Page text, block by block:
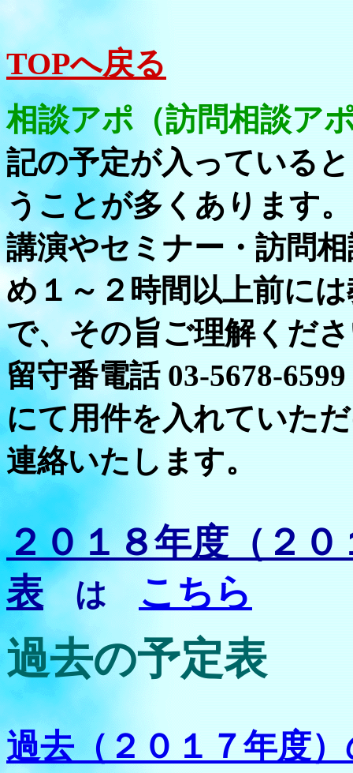
TOPへ戻る
相談アポ（訪問相談ア
記の予定が入っている
うことが多くあります。
講演やセミナー・訪問
め１～２時間以上前に
で、その旨ご理解くだ
留守番電話 03-5678-
にて用件を入れていた
連絡いたします。
２０１８年度（２
表は こちら
過去の予定表
過去（２０１７年度